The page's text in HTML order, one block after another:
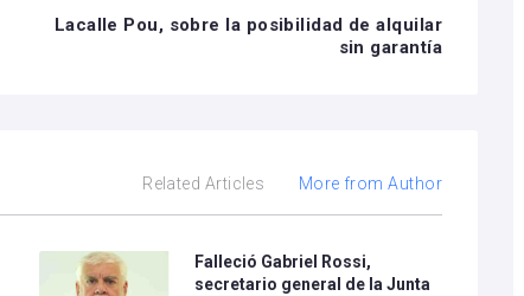
Lacalle Pou, sobre la posibilidad de alquilar
sin garantía
Related Articles More from Author
Falleció Gabriel Rossi,
secretario general de la Junta